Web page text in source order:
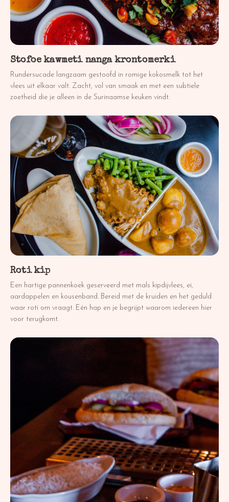
Stofoe kawmeti nanga krontomerki
Rundersucade langzaam gestoofd in romige kokosmelk tot het
vlees uit elkaar valt. Zacht, vol van smaak en met een subtiele
zoetheid die je alleen in de Surinaamse keuken vindt.
Roti kip
Een hartige pannenkoek geserveerd met mals kipdijvlees, ei,
aardappelen en kousenband. Bereid met de kruiden en het geduld
waar roti om vraagt. Eén hap en je begrijpt waarom iedereen hier
voor terugkomt.